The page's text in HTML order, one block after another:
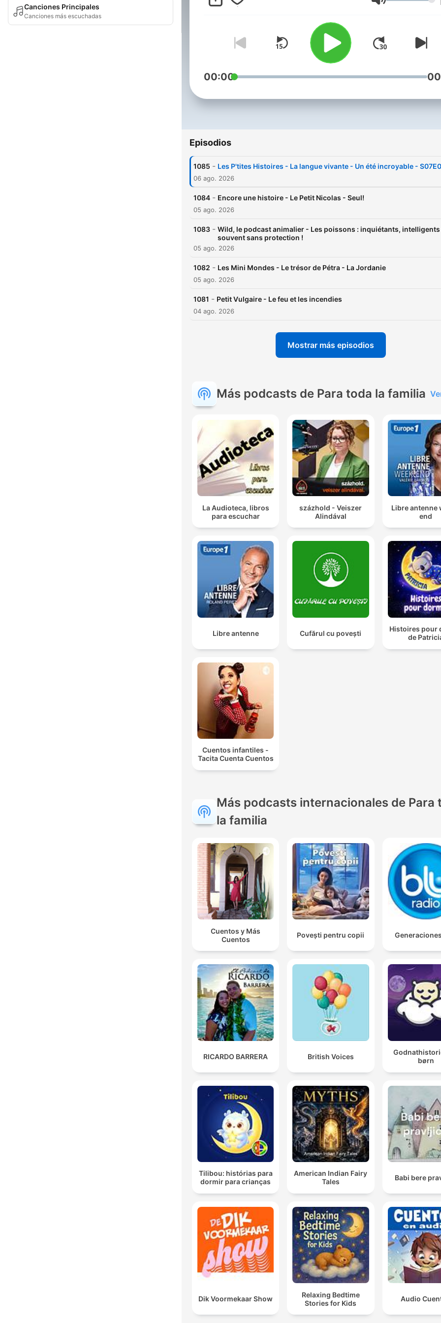
Canciones Principales
Canciones más escuchadas
curiosité et sourires.
pour offrir un moment de
famille.
Volumen
00:00
Episodios
1085 - Les P'tites Histoires - La langue vivante - Un été incroyable -
06 ago. 2026
1084 - Encore une histoire - Le Petit Nicolas - Seul!
05 ago. 2026
1083 - Wild, le podcast animalier - Les poissons : inquiétants, intelligents
souvent sans protection !
05 ago. 2026
1082 - Les Mini Mondes - Le trésor de Pétra - La Jordanie
05 ago. 2026
1081 - Petit Vulgaire - Le feu et les incendies
04 ago. 2026
Mostrar más episodios
Más podcasts de Para toda la familia
La Audioteca, libros
para escuchar
százhold - Veiszer
Alindával
Libre antenne
end
Libre antenne Cufărul cu povești
Histoires pour
de
Cuentos infantiles -
Tacita Cuenta Cuentos
Más podcasts internacionales de Para
la familia
Cuentos y Más
Cuentos
Povești pentru copii
RICARDO BARRERA British Voices
børn
Tilibou: histórias para
dormir para crianças
American Indian Fairy
Tales
Babi bere
Dik Voormekaar Show
Relaxing Bedtime
Stories for Kids
Audio